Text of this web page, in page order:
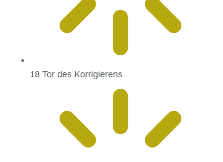
18 Tor des Korrigierens